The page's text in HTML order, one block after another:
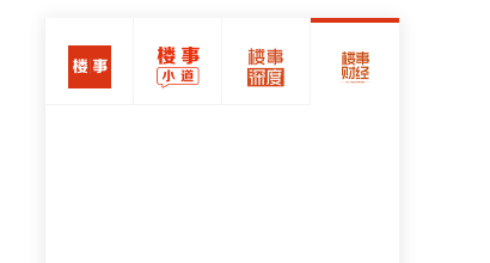
金审核用途后，直接划转至施工、材料等